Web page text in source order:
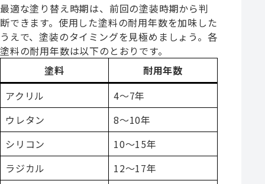
最適な塗り替え時期は、前回の塗装時期から判
断できます。使用した塗料の耐用年数を加味した
うえで、塗装のタイミングを見極めましょう。各
塗料の耐用年数は以下のとおりです。
塗料
耐用年数
アクリル
4～7年
ウレタン
8～10年
シリコン
10～15年
ラジカル
12～17年